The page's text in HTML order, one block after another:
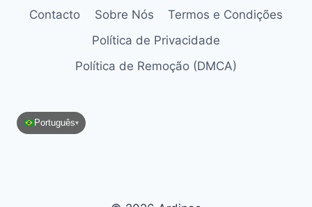
Contacto Sobre Nós
Termos e Condições
Política de Privacidade
Política de Remoção (DMCA)
Português▾